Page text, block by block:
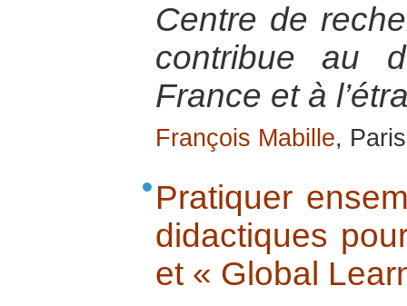
Centre de
contribue au
France et à
François Mabille,
Pratiquer
didactiques
et « Global